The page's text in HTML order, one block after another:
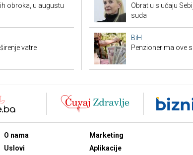
obroka, u augustu
vatre
Obrat u slučaju
suda
BiH
Penzionerima ove
O nama
Uslovi
Marketing
Aplikacije